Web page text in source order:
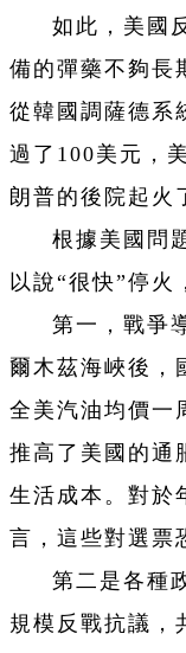
如此，美國
備的彈藥不夠長
從韓國調薩德系
過了100美元，
朗普的後院起火
根據美國問
以說“很快”停火
第一，戰爭
爾木茲海峽後，
全美汽油均價一
推高了美國的通
生活成本。對於
言，這些對選票
第二是各種
規模反戰抗議，